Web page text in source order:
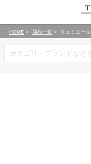
HOME 商品一覧 リュミエール